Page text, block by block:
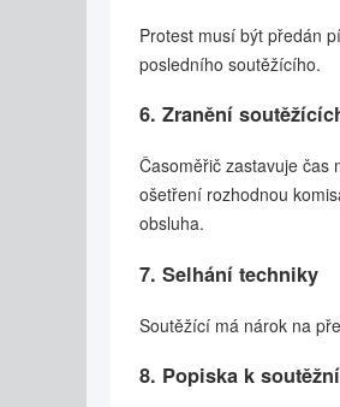
Protest musí být předán
posledního soutěžícího.
6. Zranění
Časoměřič zastavuje čas
ošetření rozhodnou
obsluha.
7. Selhání techniky
Soutěžící má nárok na
8. Popiska k